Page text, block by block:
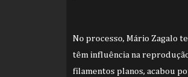
No processo, Mário Zagalo
têm influência na
filamentos planos, acabou